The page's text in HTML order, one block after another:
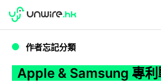
WWDC 2026
作者忘記分類
Apple & Samsung 專利